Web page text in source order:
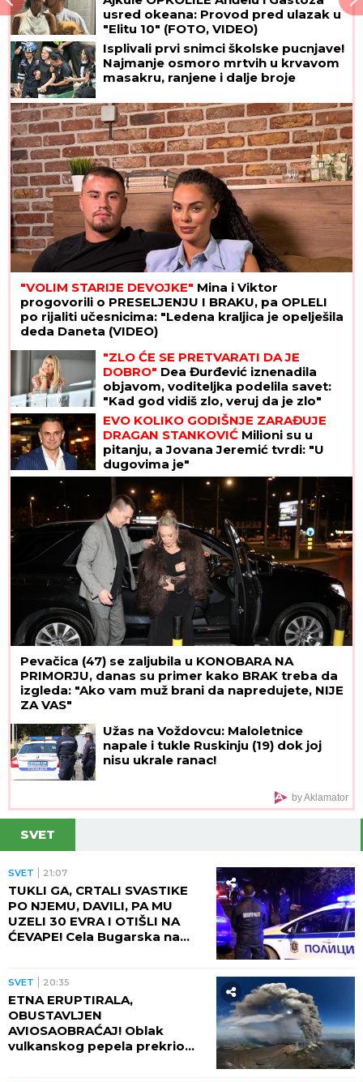
usred okeana: Provod pred ulazak u
"Elitu 10" (FOTO, VIDEO)
Isplivali prvi snimci školske pucnjave!
Najmanje osmoro mrtvih u krvavom
masakru, ranjene i dalje broje
"VOLIM STARIJE DEVOJKE" Mina i Viktor
progovorili o PRESELJENJU I BRAKU, pa OPLELI
po rijaliti učesnicima: "Ledena kraljica je opelješila
deda Daneta (VIDEO)
"ZLO ĆE SE PRETVARATI DA JE
DOBRO" Dea Đurđević iznenadila
objavom, voditeljka podelila savet:
"Kad god vidiš zlo, veruj da je zlo"
EVO KOLIKO GODIŠNJE ZARAĐUJE
DRAGAN STANKOVIĆ Milioni su u
pitanju, a Jovana Jeremić tvrdi: "U
dugovima je"
Pevačica (47) se zaljubila u KONOBARA NA
PRIMORJU, danas su primer kako BRAK treba da
izgleda: "Ako vam muž brani da napredujete, NIJE
ZA VAS"
Užas na Voždovcu: Maloletnice
napale i tukle Ruskinju (19) dok joj
nisu ukrale ranac!
by Aklamator
SVET
SVET 21:07
TUKLI GA, CRTALI SVASTIKE
PO NJEMU, DAVILI, PA MU
UZELI 30 EVRA I OTIŠLI NA
ĆEVAPE! Cela Bugarska na
MALOLETNIKA, UVUKLI GA U
JEZIVU ZAMKU!
SVET 20:35
ETNA ERUPTIRALA,
OBUSTAVLJEN
AVIOSAOBRAĆAJ! Oblak
vulkanskog pepela prekrio